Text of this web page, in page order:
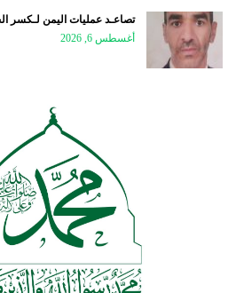
تصاعـد عمليات اليمن لـكسر
أغسطس 6, 2026